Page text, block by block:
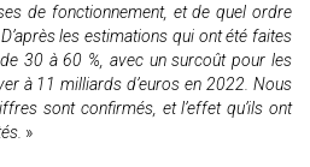
de fonctionnement, et de quel ordre
les estimations qui ont été faites
30 à 60 %, avec un surcoût pour les
à 11 milliards d’euros en 2022. Nous
sont confirmés, et l’effet qu’ils ont
»